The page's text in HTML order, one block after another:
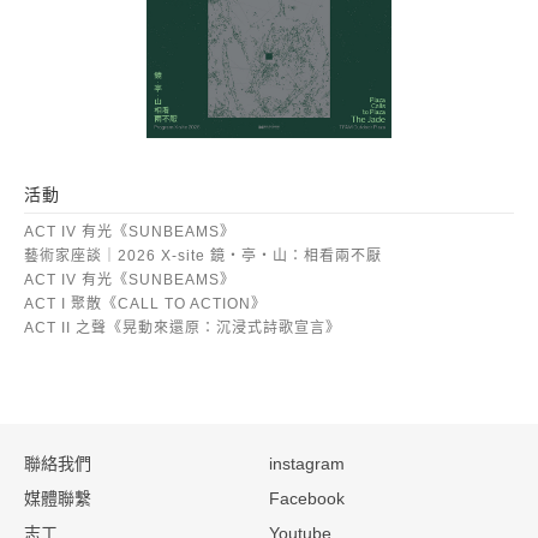
活動
ACT IV 有光《SUNBEAMS》
藝術家座談｜2026 X-site 鏡・亭・山：相看兩不厭
ACT IV 有光《SUNBEAMS》
ACT I 聚散《CALL TO ACTION》
ACT II 之聲《晃動來還原：沉浸式詩歌宣言》
聯絡我們
媒體聯繫
志工
instagram
Facebook
Youtube